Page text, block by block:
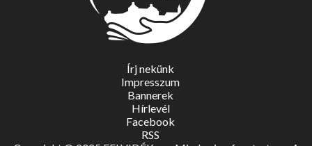
Írj nekünk
Impresszum
Bannerek
Hírlevél
Facebook
RSS